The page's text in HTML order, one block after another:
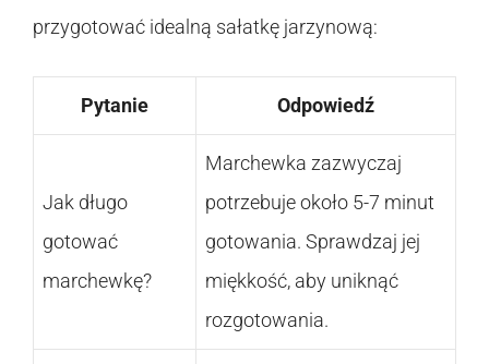
przygotować idealną sałatkę jarzynową:
Pytanie Odpowiedź
Jak długo
gotować
marchewkę?
Marchewka zazwyczaj
potrzebuje około 5-7 minut
gotowania. Sprawdzaj jej
miękkość, aby uniknąć
rozgotowania.